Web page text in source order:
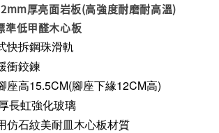
厚亮面岩板(高強度耐磨耐高溫)
準低甲醛木心板
快拆鋼珠滑軌
衝鉸鍊
座高15.5CM(腳座下緣12CM高)
長虹強化玻璃
仿石紋美耐皿木心板材質